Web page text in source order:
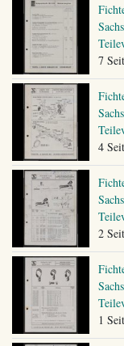
Sachs
7
Sachs
4
Sachs
2
Sachs
1